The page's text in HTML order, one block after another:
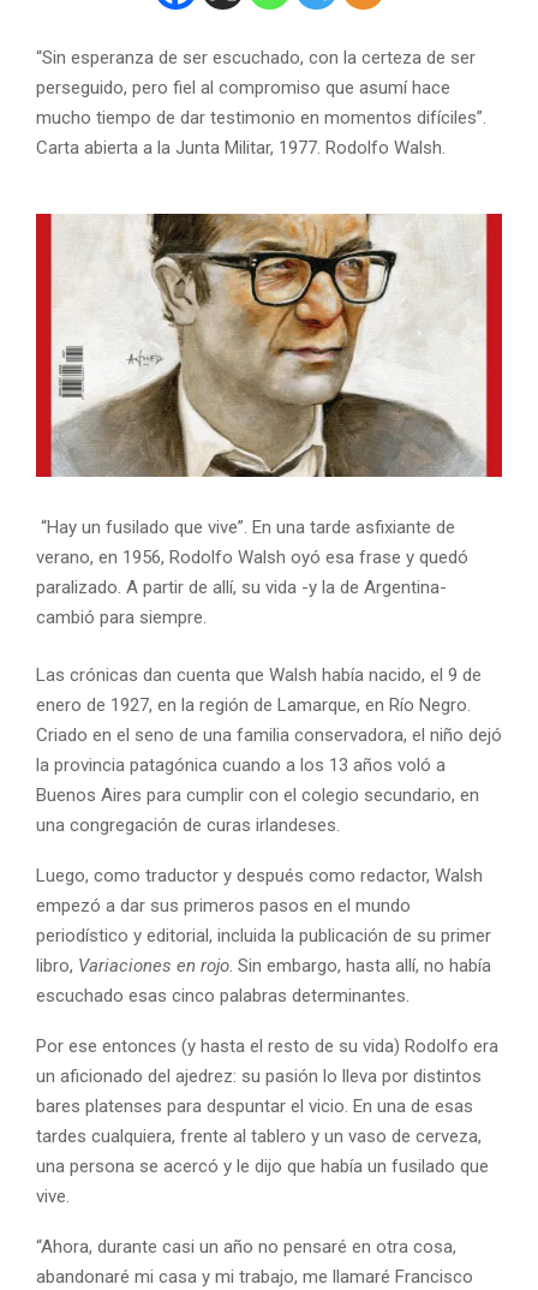
“Sin esperanza de ser escuchado, con la certeza de ser
perseguido, pero fiel al compromiso que asumí hace
mucho tiempo de dar testimonio en momentos difíciles”.
Carta abierta a la Junta Militar, 1977. Rodolfo Walsh.
“Hay un fusilado que vive”. En una tarde asfixiante de
verano, en 1956, Rodolfo Walsh oyó esa frase y quedó
paralizado. A partir de allí, su vida -y la de Argentina-
cambió para siempre.
Las crónicas dan cuenta que Walsh había nacido, el 9 de
enero de 1927, en la región de Lamarque, en Río Negro.
Criado en el seno de una familia conservadora, el niño dejó
la provincia patagónica cuando a los 13 años voló a
Buenos Aires para cumplir con el colegio secundario, en
una congregación de curas irlandeses.
Luego, como traductor y después como redactor, Walsh
empezó a dar sus primeros pasos en el mundo
periodístico y editorial, incluida la publicación de su primer
libro, Variaciones en rojo . Sin embargo, hasta allí, no había
escuchado esas cinco palabras determinantes.
Por ese entonces (y hasta el resto de su vida) Rodolfo era
un aficionado del ajedrez: su pasión lo lleva por distintos
bares platenses para despuntar el vicio. En una de esas
tardes cualquiera, frente al tablero y un vaso de cerveza,
una persona se acercó y le dijo que había un fusilado que
vive.
“Ahora, durante casi un año no pensaré en otra cosa,
abandonaré mi casa y mi trabajo, me llamaré Francisco